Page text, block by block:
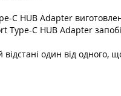
HUB Adapter
C HUB Adapter
один від одного,